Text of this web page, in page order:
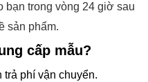
bạn trong vòng 24 giờ sau
sản phẩm.
cấp mẫu?
trả phí vận chuyển.